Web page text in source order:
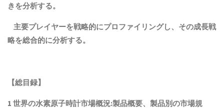
きを分析する。
主要プレイヤーを戦略的にプロファイリングし、その成長戦
略を総合的に分析する。
【総目録】
1 世界の水素原子時計市場概況:製品概要、製品別の市場規